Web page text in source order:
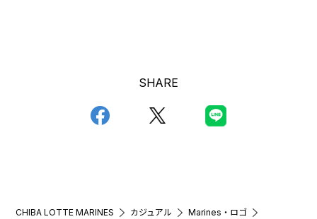
SHARE
CHIBA LOTTE MARINES カジュアル
Marines・ロゴ